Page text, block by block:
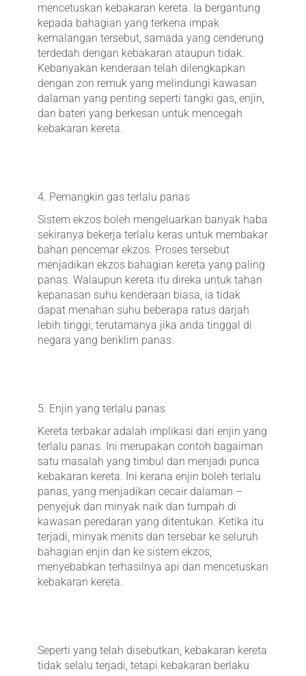
mencetuskan kebakaran kereta. Ia bergantung
kepada bahagian yang terkena impak
kemalangan tersebut, samada yang cenderung
terdedah dengan kebakaran ataupun tidak.
Kebanyakan kenderaan telah dilengkapkan
dengan zon remuk yang melindungi kawasan
dalaman yang penting seperti tangki gas, enjin,
dan bateri yang berkesan untuk mencegah
kebakaran kereta.
4. Pemangkin gas terlalu panas
Sistem ekzos boleh mengeluarkan banyak haba
sekiranya bekerja terlalu keras untuk membakar
bahan pencemar ekzos. Proses tersebut
menjadikan ekzos bahagian kereta yang paling
panas. Walaupun kereta itu direka untuk tahan
kepanasan suhu kenderaan biasa, ia tidak
dapat menahan suhu beberapa ratus darjah
lebih tinggi; terutamanya jika anda tinggal di
negara yang beriklim panas.
5. Enjin yang terlalu panas
Kereta terbakar adalah implikasi dari enjin yang
terlalu panas. Ini merupakan contoh bagaiman
satu masalah yang timbul dan menjadi punca
kebakaran kereta. Ini kerana enjin boleh terlalu
panas, yang menjadikan cecair dalaman –
penyejuk dan minyak naik dan tumpah di
kawasan peredaran yang ditentukan. Ketika itu
terjadi, minyak menits dan tersebar ke seluruh
bahagian enjin dan ke sistem ekzos,
menyebabkan terhasilnya api dan mencetuskan
kebakaran kereta.
Seperti yang telah disebutkan, kebakaran kereta
tidak selalu terjadi, tetapi kebakaran berlaku